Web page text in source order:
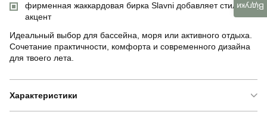
фирменная жаккардовая бирка Slavni добавляет стильный
акцент
Идеальный выбор для бассейна, моря или активного отдыха.
Сочетание практичности, комфорта и современного дизайна
для твоего лета.
Характеристики
Відгуки